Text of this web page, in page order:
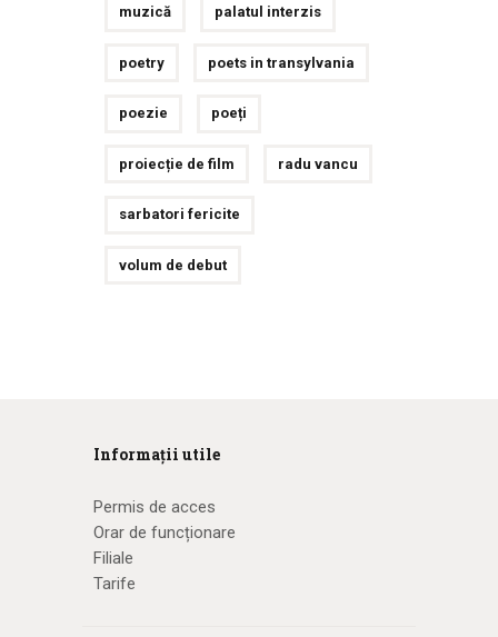
muzică palatul interzis
poetry poets in transylvania
poezie poeți
proiecție de film radu vancu
sarbatori fericite
volum de debut
Informații utile
Permis de acces
Orar de funcționare
Filiale
Tarife